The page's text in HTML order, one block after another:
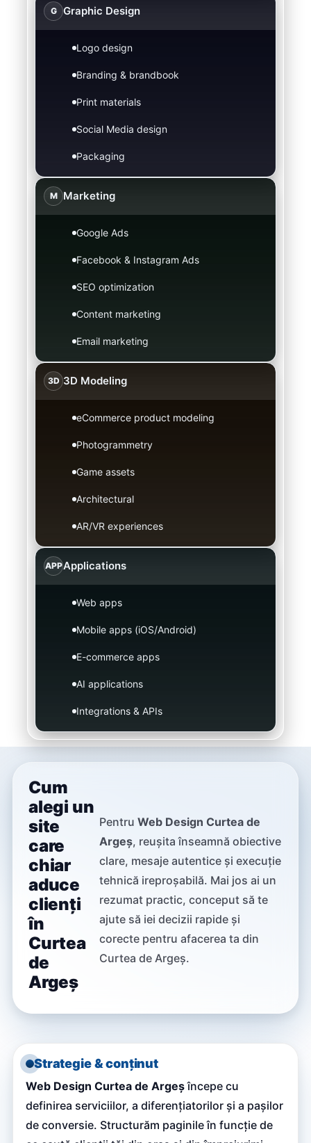
G Graphic Design
Logo design
Branding & brandbook
Print materials
Social Media design
Packaging
M Marketing
Google Ads
Facebook & Instagram Ads
SEO optimization
Content marketing
Email marketing
3D 3D Modeling
eCommerce product modeling
Photogrammetry
Game assets
Architectural
AR/VR experiences
APPApplications
Web apps
Mobile apps (iOS/Android)
E-commerce apps
AI applications
Integrations & APIs
Cum
alegi un
site
care
chiar
aduce
clienți
în
Curtea
de
Argeș
PentruWeb Design Curtea de
Argeș, reușita înseamnă obiective
clare, mesaje autentice și execuție
tehnică ireproșabilă. Mai jos ai un
rezumat practic, conceput să te
ajute să iei decizii rapide și
corecte pentru afacerea ta din
Curtea de Argeș.
Strategie & conținut
Web Design Curtea de Argeșîncepe cu
definirea serviciilor, a diferențiatorilor și a pașilor
de conversie. Structurăm paginile în funcție de